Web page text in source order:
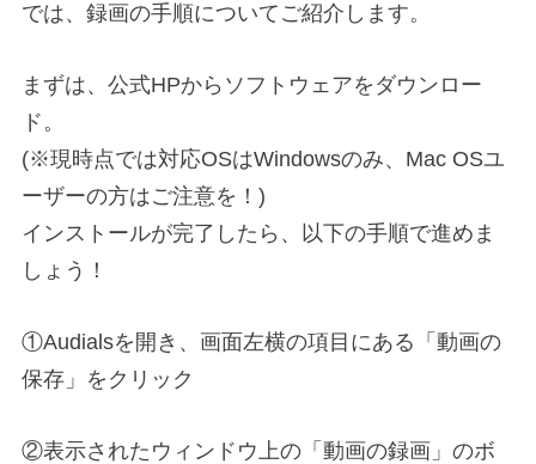
では、録画の手順についてご紹介します。
まずは、公式HPからソフトウェアをダウンロー
ド。
(※現時点では対応OSはWindowsのみ、Mac OSユ
ーザーの方はご注意を！)
インストールが完了したら、以下の手順で進めま
しょう！
①Audialsを開き、画面左横の項目にある「動画の
保存」をクリック
②表示されたウィンドウ上の「動画の録画」のボ